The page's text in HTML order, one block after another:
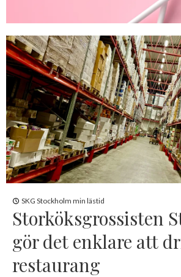
SKG Stockholm min lästid
Storköksgrossisten
gör det enklare att
restaurang